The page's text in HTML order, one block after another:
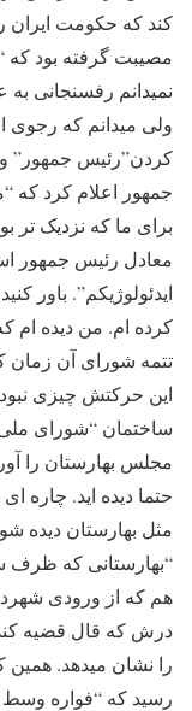
کند که حکومت ایران
مصیبت گرفته بود که
نمیدانم رفسنجانی به
ولی میدانم که
کردن”رئیس جمهور” و
جمهور اعلام کرد که
برای ما که نزدیک تر
معادل رئیس جمهور
ایدئولوژیکم”. باور
کرده ام. من دیده ام
تتمه شورای آن زمان
این حرکتش چیزی
ساختمان “شورای
مجلس بهارستان را
حتما دیده اید. چاره
مثل بهارستان دیده
“بهارستانی که ظرف
هم که از ورودی
درش که قال قضیه
را نشان میدهد.
رسید که “فواره وسط